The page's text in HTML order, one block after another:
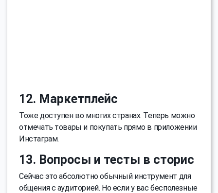
12. Маркетплейс
Тоже доступен во многих странах. Теперь можно
отмечать товары и покупать прямо в приложении
Инстаграм.
13. Вопросы и тесты в сторис
Сейчас это абсолютно обычный инструмент для
общения с аудиторией. Но если у вас бесполезные